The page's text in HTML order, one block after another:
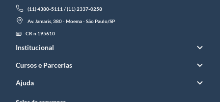
(11) 4380-5111 / (11) 2337-0258
Av. Jamaris, 380 - Moema - São Paulo/SP
CR n 195610
Institucional
Cursos e Parcerias
Ajuda